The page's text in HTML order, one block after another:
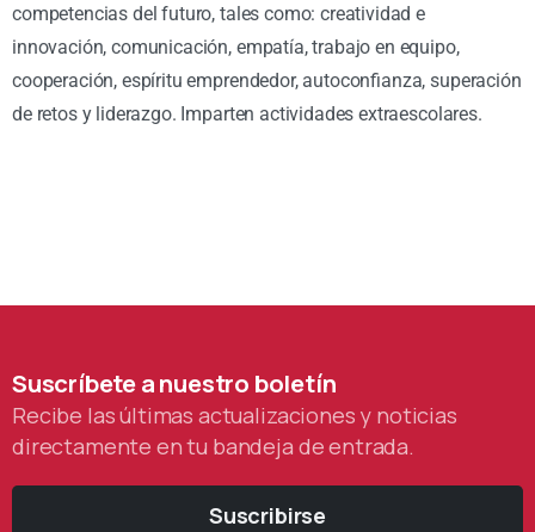
competencias del futuro, tales como: creatividad e
innovación, comunicación, empatía, trabajo en equipo,
cooperación, espíritu emprendedor, autoconfianza, superación
de retos y liderazgo. Imparten actividades extraescolares.
Suscríbeteanuestro boletín
Recibe las últimas actualizaciones y noticias
directamente en tu bandeja de entrada.
Suscribirse